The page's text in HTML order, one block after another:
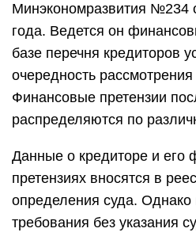
Минэкономразвития №234
года. Ведется он
базе перечня кредиторов
очередность
Финансовые претензии
распределяются по
Данные о кредиторе и его
претензиях вносятся в
определения суда.
требования без указания